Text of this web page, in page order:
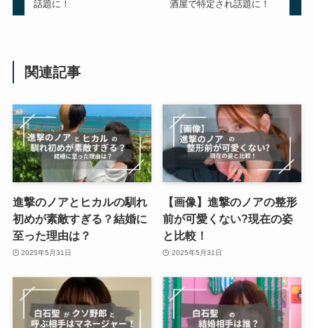
話題に！ 酒屋で特定され話題に！
関連記事
進撃のノアとヒカルの馴れ
初めが素敵すぎる？結婚に
至った理由は？
2025年5月31日
【画像】進撃のノアの整形
前が可愛くない?現在の姿
と比較！
2025年5月31日